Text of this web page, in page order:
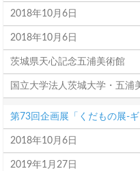
2018年10月6日
2018年10月6日
茨城県天心記念五浦美術館
国立大学法人茨城大学・五浦
第73回企画展「くだもの展-
2018年10月6日
2019年1月27日